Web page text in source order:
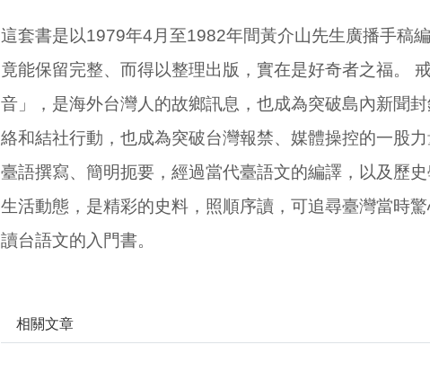
這套書是以1979年4月至1982年間黃介山先生廣播手稿
竟能保留完整、而得以整理出版，實在是好奇者之福。
音」，是海外台灣人的故鄉訊息，也成為突破島內新聞
絡和結社行動，也成為突破台灣報禁、媒體操控的一股
臺語撰寫、簡明扼要，經過當代臺語文的編譯，以及歷
生活動態，是精彩的史料，照順序讀，可追尋臺灣當時
讀台語文的入門書。
相關文章